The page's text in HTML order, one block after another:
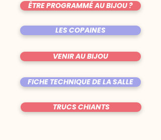
ÊTRE PROGRAMMÉ AU BIJOU ?
LES COPAINES
VENIR AU BIJOU
FICHE TECHNIQUE DE LA SALLE
TRUCS CHIANTS